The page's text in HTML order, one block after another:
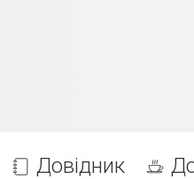
Довідник